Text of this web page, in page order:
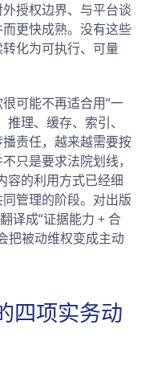
授权边界、与平台谈
更快成熟。没有这些
化为可执行、可量
可能不再适合用“一
理、缓存、索引、
责任，越来越需要按
只是要求法院划线，
容的利用方式已经细
管理的阶段。对出版
译成“证据能力 + 合
把被动维权变成主动
四项实务动